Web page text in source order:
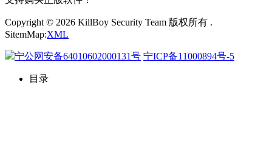
Copyright © 2026 KillBoy Security Team 版权所有 .
SitemMap:XML
宁公网安备64010602000131号 宁ICP备11000894号-5
目录